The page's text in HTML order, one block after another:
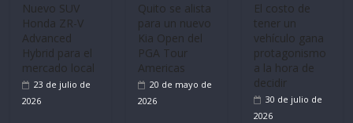
Nuevo SUV
Honda ZR-V
Advanced
Hybrid para el
mercado local
23 de julio de
2026
Quito se alista
para un nuevo
Kia Open del
PGA Tour
Americas
20 de mayo de
2026
El costo de
tener un
vehículo gana
protagonismo
a la hora de
decidir
30 de julio de
2026